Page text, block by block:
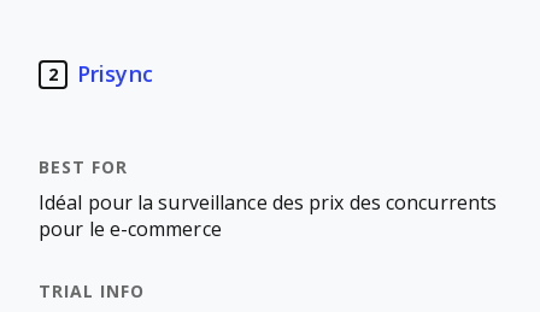
2 Prisync
Idéal pour la surveillance des prix des concurrents
pour le e-commerce